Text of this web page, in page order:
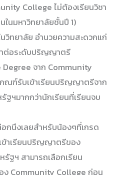
College ไม่ต้องเรียนวิชา
ในมหาวิทยาลัยชั้นปี 1)
วิทยาลัย อำนวยความสะดวกแก่
ต่อระดับปริญญาตรี
จาก Community
ณฑ์รับเข้าเรียนปริญญาตรีจาก
ฐฯมากกว่านักเรียนที่เรียนจบ
อกนึงเลยสำหรับน้องๆที่เกรด
ข้าเรียนปริญญาตรีของ
ฐฯ สามารถเลือกเรียน
ง Community College ก่อน